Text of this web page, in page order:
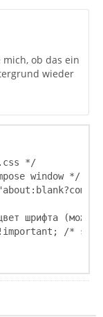
ob das ein
wieder